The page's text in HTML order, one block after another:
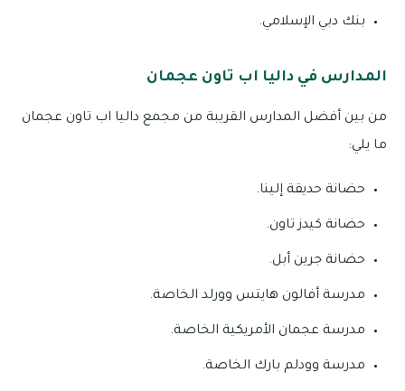
بنك دبي الإسلامي.
المدارس في داليا اب تاون عجمان
من بين أفضل المدارس القريبة من مجمع داليا اب تاون عجمان
ما يلي:
حضانة حديقة إلينا.
حضانة كيدز تاون.
حضانة جرين أبل.
مدرسة أفالون هايتس وورلد الخاصة.
مدرسة عجمان الأمريكية الخاصة.
مدرسة وودلم بارك الخاصة.